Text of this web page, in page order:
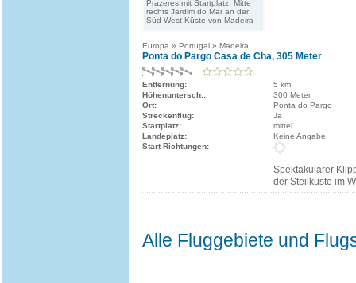
Prazeres mit Startplatz, Mitte
rechts Jardim do Mar an der
Süd-West-Küste von Madeira
Europa » Portugal » Madeira
Ponta do Pargo Casa de Cha, 305 Meter
Entfernung:
5 km
Höhenuntersch.:
300 Meter
Ort:
Ponta do Pargo
Streckenflug:
Ja
Startplatz:
mittel
Landeplatz:
Keine Angabe
Start Richtungen:
Spektakulärer
der Steilküste im
Alle Fluggebiete und